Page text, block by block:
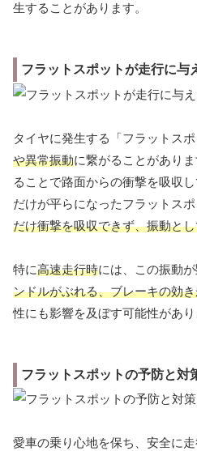
生することがあります。
フラットスポットが走行に与
タイヤに発生する「フラットスポ
や異常振動に繋がることがあり
ることで路面からの衝撃を吸収
だけが平らになったフラットス
だけ衝撃を吸収できず、振動と
特に高速走行時には、この振動
ンドルがぶれる、ブレーキの効
性にも影響を及ぼす可能性があり
フラットスポットの予防と対
愛車の乗り心地を保ち、安全に